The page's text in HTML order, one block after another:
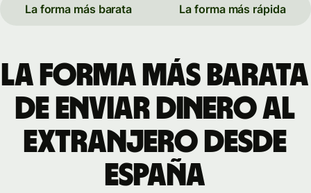
La forma más barata La forma más rápida
La forma más barata
de enviar dinero al
extranjero desde
España